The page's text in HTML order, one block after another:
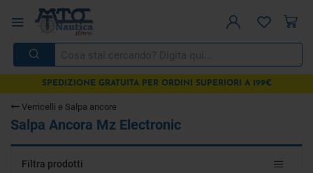
SPEDIZIONE GRATUITA PER ORDINI SUPERIORI A 199€
Verricelli e Salpa ancore
Salpa Ancora Mz Electronic
Toggle
Filtra prodotti